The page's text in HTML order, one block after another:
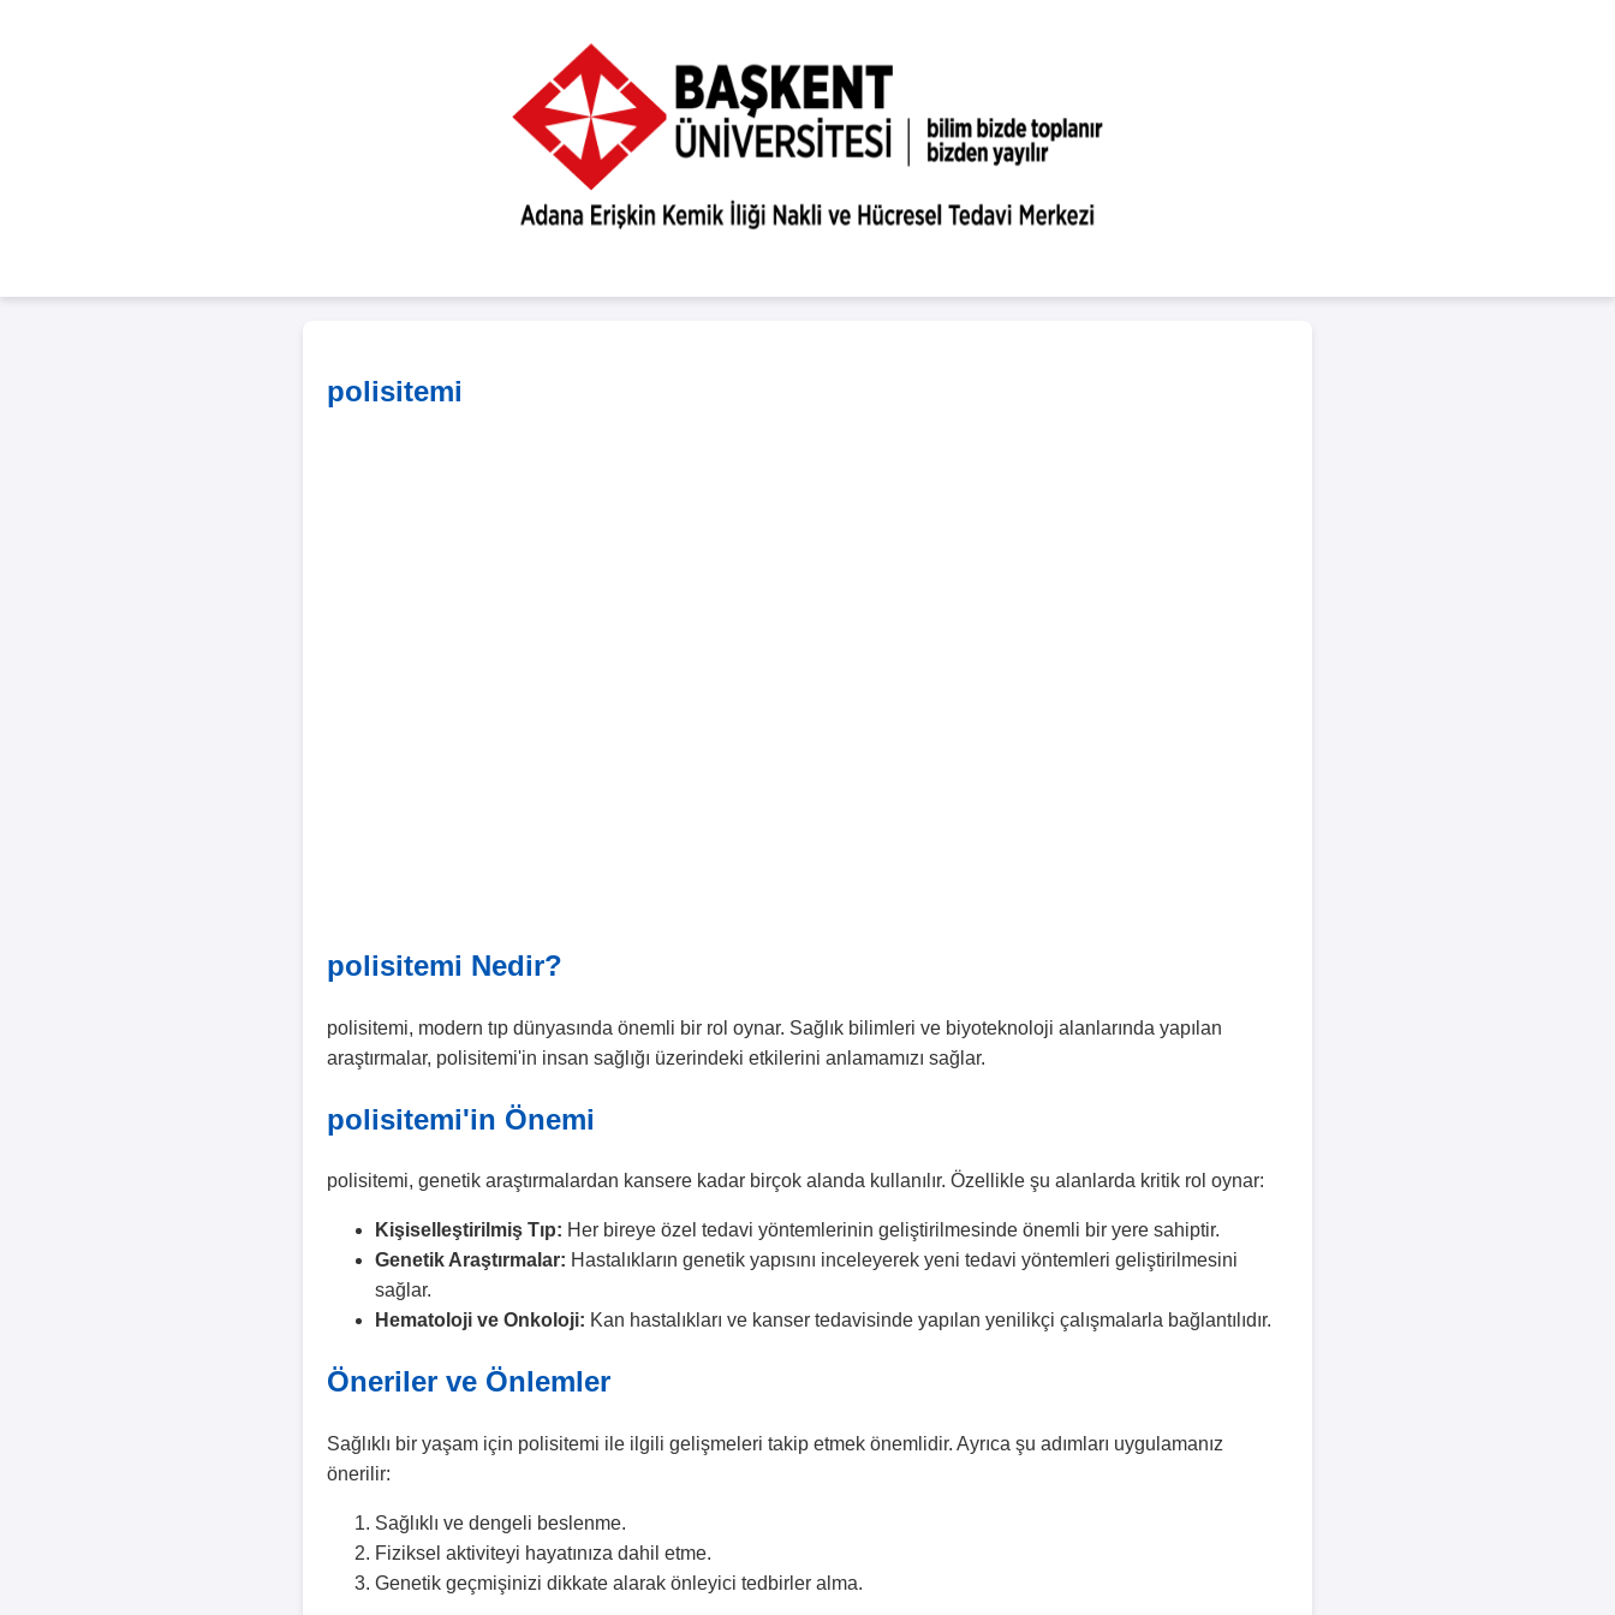
polisitemi
polisitemi Nedir?
polisitemi, modern tıp dünyasında önemli bir rol oynar. Sağlık bilimleri ve biyoteknoloji alanlarında yapılan
araştırmalar, polisitemi'in insan sağlığı üzerindeki etkilerini anlamamızı sağlar.
polisitemi'in Önemi
polisitemi, genetik araştırmalardan kansere kadar birçok alanda kullanılır. Özellikle şu alanlarda kritik rol oynar:
Kişiselleştirilmiş Tıp: Her bireye özel tedavi yöntemlerinin geliştirilmesinde önemli bir yere sahiptir.
Genetik Araştırmalar: Hastalıkların genetik yapısını inceleyerek yeni tedavi yöntemleri geliştirilmesini
sağlar.
Hematoloji ve Onkoloji: Kan hastalıkları ve kanser tedavisinde yapılan yenilikçi çalışmalarla bağlantılıdır.
Öneriler ve Önlemler
Sağlıklı bir yaşam için polisitemi ile ilgili gelişmeleri takip etmek önemlidir. Ayrıca şu adımları uygulamanız
önerilir:
Sağlıklı ve dengeli beslenme.
Fiziksel aktiviteyi hayatınıza dahil etme.
Genetik geçmişinizi dikkate alarak önleyici tedbirler alma.